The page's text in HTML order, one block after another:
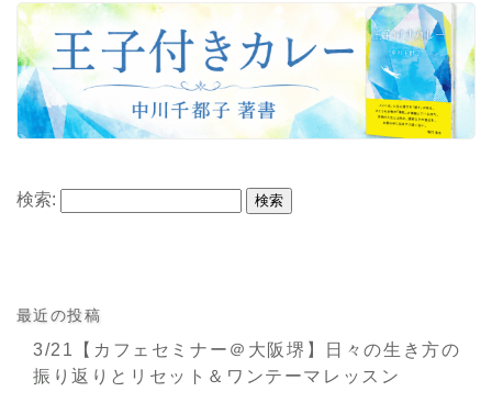
検索:
最近の投稿
3/21【カフェセミナー＠大阪堺】日々の生き方の
振り返りとリセット＆ワンテーマレッスン